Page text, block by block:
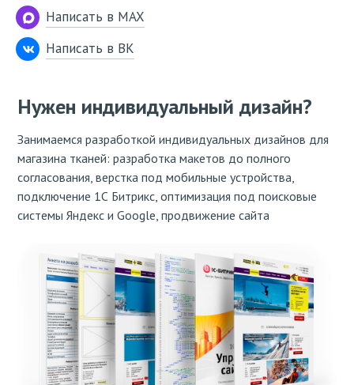
Написать в MAX
Написать в ВК
Нужен индивидуальный дизайн?
Занимаемся разработкой индивидуальных дизайнов для
магазина тканей: разработка макетов до полного
согласования, верстка под мобильные устройства,
подключение 1С Битрикс, оптимизация под поисковые
системы Яндекс и Google, продвижение сайта